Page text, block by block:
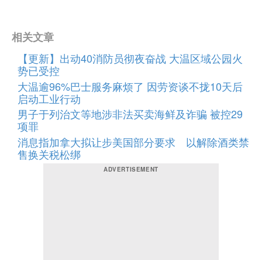
相关文章
【更新】出动40消防员彻夜奋战 大温区域公园火
势已受控
大温逾96%巴士服务麻烦了 因劳资谈不拢10天后
启动工业行动
男子于列治文等地涉非法买卖海鲜及诈骗 被控29
项罪
消息指加拿大拟让步美国部分要求 以解除酒类禁
售换关税松绑